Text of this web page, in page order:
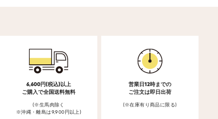
6,600円(税込)以上
ご購入で全国送料無料
(※生馬肉除く
※沖縄・離島は9,900円以上)
営業日12時までの
ご注文は即日出荷
(※在庫有り商品に限る)